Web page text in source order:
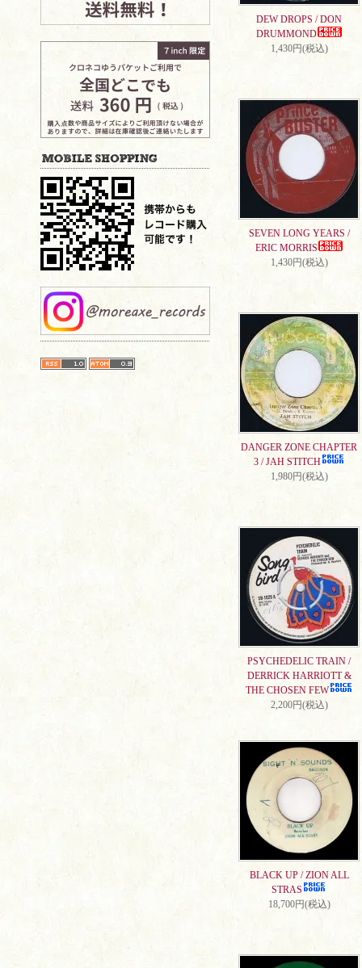
DEW DROPS / DON
DRUMMOND
1,430円(税込)
SEVEN LONG YEARS /
ERIC MORRIS
1,430円(税込)
DANGER ZONE CHAPTER
3 / JAH STITCH
1,980円(税込)
PSYCHEDELIC TRAIN /
DERRICK HARRIOTT &
THE CHOSEN FEW
2,200円(税込)
BLACK UP / ZION ALL
STRAS
18,700円(税込)